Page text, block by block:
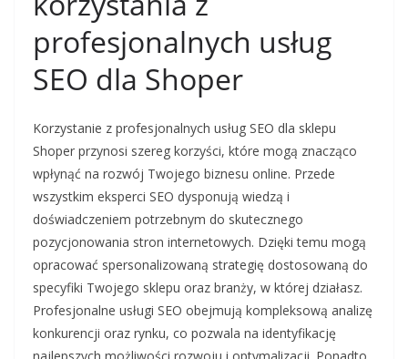
profesjonalnych usług
SEO dla Shoper
Korzystanie z profesjonalnych usług SEO dla sklepu
Shoper przynosi szereg korzyści, które mogą znacząco
wpłynąć na rozwój Twojego biznesu online. Przede
wszystkim eksperci SEO dysponują wiedzą i
doświadczeniem potrzebnym do skutecznego
pozycjonowania stron internetowych. Dzięki temu mogą
opracować spersonalizowaną strategię dostosowaną do
specyfiki Twojego sklepu oraz branży, w której działasz.
Profesjonalne usługi SEO obejmują kompleksową analizę
konkurencji oraz rynku, co pozwala na identyfikację